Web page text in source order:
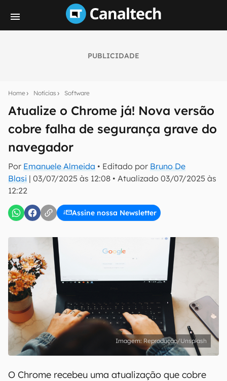
PUBLICIDADE
Home Notícias Software
Atualize o Chrome já! Nova versão
cobre falha de segurança grave do
navegador
Por Emanuele Almeida • Editado por Bruno De
Blasi | 03/07/2025 às 12:08 • Atualizado 03/07/2025 às
12:22
Assine nossa Newsletter
notícias e reviews sobre tecnologia em primeira
mão.
E-mail
inscreva-se
Uso e Política de Privacidade do Canaltech.
Reprodução/Unsplash
O Chrome recebeu uma atualização que cobre